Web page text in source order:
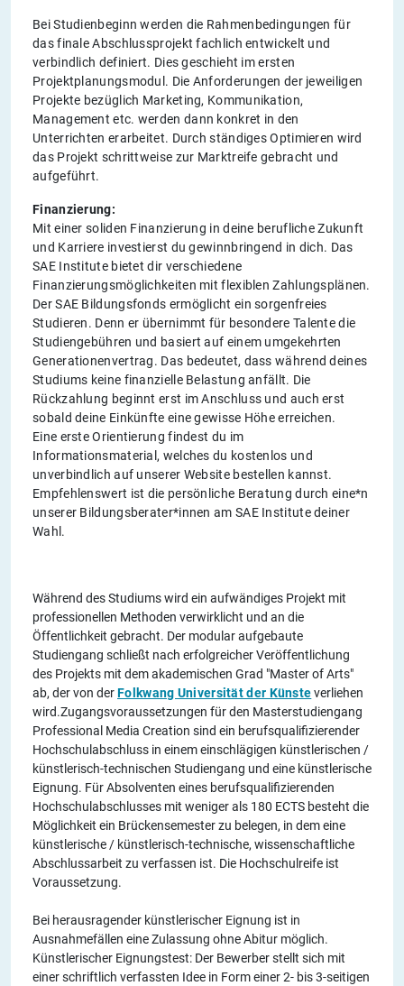
Bei Studienbeginn werden die Rahmenbedingungen für
das finale Abschlussprojekt fachlich entwickelt und
verbindlich definiert. Dies geschieht im ersten
Projektplanungsmodul. Die Anforderungen der jeweiligen
Projekte bezüglich Marketing, Kommunikation,
Management etc. werden dann konkret in den
Unterrichten erarbeitet. Durch ständiges Optimieren wird
das Projekt schrittweise zur Marktreife gebracht und
aufgeführt.
Finanzierung:
Mit einer soliden Finanzierung in deine berufliche Zukunft
und Karriere investierst du gewinnbringend in dich. Das
SAE Institute bietet dir verschiedene
Finanzierungsmöglichkeiten mit flexiblen Zahlungsplänen.
Der SAE Bildungsfonds ermöglicht ein sorgenfreies
Studieren. Denn er übernimmt für besondere Talente die
Studiengebühren und basiert auf einem umgekehrten
Generationenvertrag. Das bedeutet, dass während deines
Studiums keine finanzielle Belastung anfällt. Die
Rückzahlung beginnt erst im Anschluss und auch erst
sobald deine Einkünfte eine gewisse Höhe erreichen.
Eine erste Orientierung findest du im
Informationsmaterial, welches du kostenlos und
unverbindlich auf unserer Website bestellen kannst.
Empfehlenswert ist die persönliche Beratung durch eine*n
unserer Bildungsberater*innen am SAE Institute deiner
Wahl.
Während des Studiums wird ein aufwändiges Projekt mit
professionellen Methoden verwirklicht und an die
Öffentlichkeit gebracht. Der modular aufgebaute
Studiengang schließt nach erfolgreicher Veröffentlichung
des Projekts mit dem akademischen Grad "Master of Arts"
ab, der von derFolkwang Universität der Künsteverliehen
wird.Zugangsvoraussetzungen für den Masterstudiengang
Professional Media Creation sind ein berufsqualifizierender
Hochschulabschluss in einem einschlägigen künstlerischen /
künstlerisch-technischen Studiengang und eine künstlerische
Eignung. Für Absolventen eines berufsqualifizierenden
Hochschulabschlusses mit weniger als 180 ECTS besteht die
Möglichkeit ein Brückensemester zu belegen, in dem eine
künstlerische / künstlerisch-technische, wissenschaftliche
Abschlussarbeit zu verfassen ist. Die Hochschulreife ist
Voraussetzung.
Bei herausragender künstlerischer Eignung ist in
Ausnahmefällen eine Zulassung ohne Abitur möglich.
Künstlerischer Eignungstest: Der Bewerber stellt sich mit
einer schriftlich verfassten Idee in Form einer 2- bis 3-seitigen